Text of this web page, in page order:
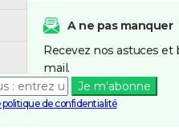
A ne pas manquer
Recevez nos astuces
mail.
Je m'abonne
politique de confidentialité